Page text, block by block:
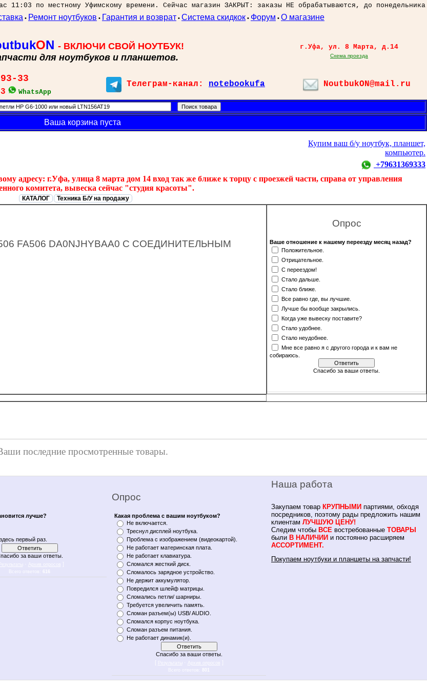
11:03 по местному Уфимскому времени. Сейчас магазин ЗАКРЫТ: заказы НЕ обрабатываются, до понедельника
• Ремонт ноутбуков • Гарантия и возврат • Система скидкок • Форум • О магазине
ON - ВКЛЮЧИ СВОЙ НОУТБУК!
для ноутбуков и планшетов.
г.Уфа, ул. 8 Марта, д.14
Схема проезда
33
WhatsApp
Телеграм-канал: notebookufa NoutbukON@mail.ru
Ваша корзина пуста
Купим ваш б/у ноутбук, планшет,
компьютер.
+79631369333
адресу: г.Уфа, улица 8 марта дом 14 вход так же ближе к торцу с проезжей части, справа от управления
комитета, вывеска сейчас "студия красоты".
КАТАЛОГ Техника Б/У на продажу
FA506 DA0NJHYBAA0 С СОЕДИНИТЕЛЬНЫМ
Опрос
Ваше отношение к нашему переезду месяц назад?
Положительное.
Отрицательное.
С переездом!
Стало дальше.
Стало ближе.
Все равно где, вы лучшие.
Лучше бы вообще закрылись.
Когда уже вывеску поставите?
Стало удобнее.
Стало неудобнее.
Мне все равно я с другого города и к вам не
собираюсь.
Спасибо за ваши ответы.
последние просмотренные товары.
лучше?
первый раз.
за ваши ответы.
616
Опрос
Какая проблема с вашим ноутбуком?
Не включается.
Треснул дисплей ноутбука.
Проблема с изображением (видеокартой).
Не работает материнская плата.
Не работает клавиатура.
Сломался жесткий диск.
Сломалось зарядное устройство.
Не держит аккумулятор.
Повредился шлейф матрицы.
Сломались петли/ шарниры.
Требуется увеличить память.
Сломан разъем(ы) USB/ AUDIO.
Сломался корпус ноутбука.
Сломан разъем питания.
Не работает динамик(и).
Спасибо за ваши ответы.
801
Наша работа
Закупаем товар КРУПНЫМИ партиями, обходя
посредников, поэтому рады предложить нашим
клиентам ЛУЧШУЮ ЦЕНУ!
Следим чтобы ВСЕ востребованные ТОВАРЫ
были В НАЛИЧИИ и постоянно расширяем
АССОРТИМЕНТ.
Покупаем ноутбуки и планшеты на запчасти!